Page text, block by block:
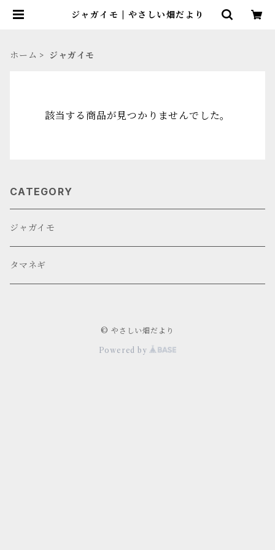
ジャガイモ | やさしい畑だより
ホーム ジャガイモ
該当する商品が見つかりませんでした。
CATEGORY
ジャガイモ
タマネギ
© やさしい畑だより
Powered by